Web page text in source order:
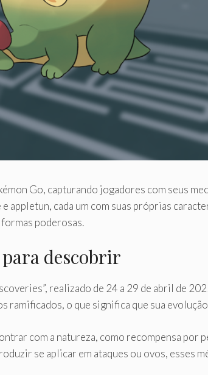
Go, capturando jogadores com seus
appletun, cada um com suas próprias
poderosas.
descobrir
realizado de 24 a 29 de abril de
ramificados, o que significa que sua
com a natureza, como recompensa por
se aplicar em ataques ou ovos, esses